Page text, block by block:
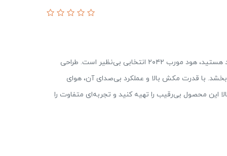
اگر به دنبال ترکیبی از زیبایی و عملکرد در آشپزخانه خود هستید، هود مورب ۲۰۴۲ انتخابی بی‌نظیر است. طراحی
با قدرت مکش بالا و عملکرد بی‌صدای آن، هوای
این محصول بی‌رقیب را تهیه کنید و تجربه‌ای متفاوت را